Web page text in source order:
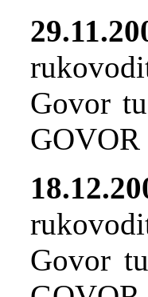
Govor
GOVOR
Govor